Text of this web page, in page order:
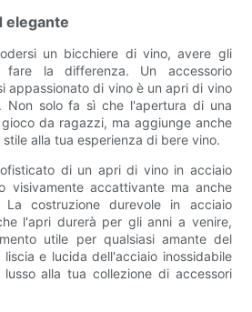
elegante
un bicchiere di vino, avere gli
fare la differenza. Un accessorio
appassionato di vino è un apri di vino
Non solo fa sì che l'apertura di una
da ragazzi, ma aggiunge anche
alla tua esperienza di bere vino.
di un apri di vino in acciaio
visivamente accattivante ma anche
La costruzione durevole in acciaio
l'apri durerà per gli anni a venire,
utile per qualsiasi amante del
e lucida dell'acciaio inossidabile
alla tua collezione di accessori